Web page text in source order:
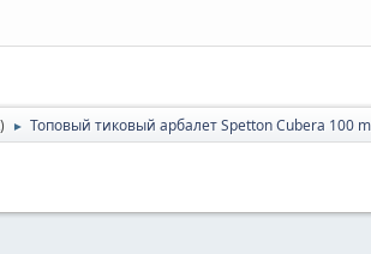
) ► Топовый тиковый арбалет Spetton Cubera 100